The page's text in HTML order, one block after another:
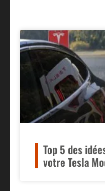
Top 5 des
votre Tesla